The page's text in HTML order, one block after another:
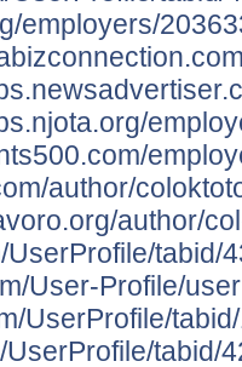
employers/
author/
author/
tabid/
User-Profile/
UserProfile/
tabid/